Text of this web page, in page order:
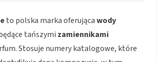
to polska marka oferującawody
tańszymi zamiennikami
Stosuje numery katalogowe, które